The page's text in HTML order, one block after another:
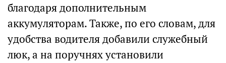
благодаря дополнительным
аккумуляторам. Также, по его словам, для
удобства водителя добавили служебный
люк, а на поручнях установили